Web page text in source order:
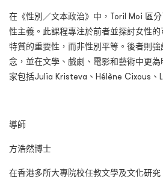
在《性別／文本政治》中，Toril Moi 區
性主義。此課程專注於前者並探討女性
特質的重要性，而非性別平等。後者則
念，並在文學、戲劇、電影和藝術中更
家包括Julia Kristeva、Hélène Cixous、
導師
方浩然博士
在香港多所大專院校任教文學及文化研